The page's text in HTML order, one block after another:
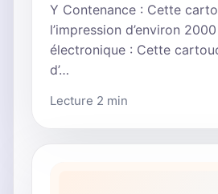
Y Contenance : Cette
l’impression d’environ
électronique : Cette
d’…
Lecture 2 min